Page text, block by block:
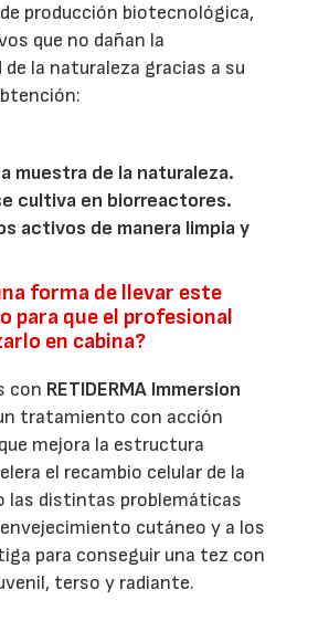
producción biotecnológica,
que no dañan la
de la naturaleza gracias a su
muestra de la naturaleza.
cultiva en biorreactores.
activos de manera limpia y
forma de llevar este
para que el profesional
en cabina?
con RETIDERMA Immersion
tratamiento con acción
mejora la estructura
el recambio celular de la
las distintas problemáticas
cutáneo y a los
para conseguir una tez con
terso y radiante.